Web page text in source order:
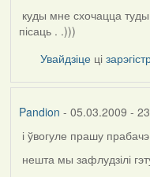
куды мне схочацца
пісаць . .)))
Увайдзіце ці
Pandion - 05.03.2009 -
і ўвогуле прашу
нешта мы зафлудзілі